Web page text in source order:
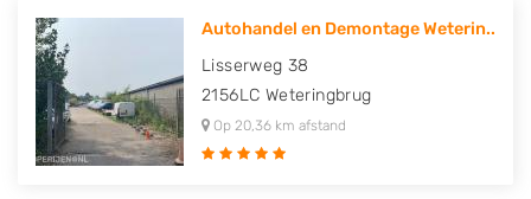
Autohandel en Demontage Weterin..
Lisserweg 38
2156LC Weteringbrug
Op 20,36 km afstand